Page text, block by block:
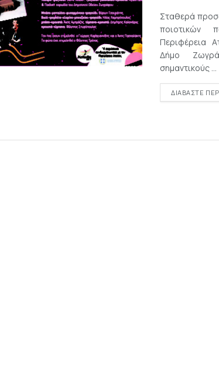
Σταθερά
ποιοτικών
Περιφέρεια
Δήμο
σημαντικούς ...
ΔΙΑΒΆΣΤΕ